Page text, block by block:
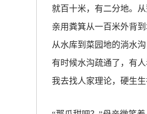
就百十米，有二分地。
亲用粪箕从一百米外背
从水库到菜园地的淌水
有时候水沟疏通了，有
我去找人家理论，硬生生